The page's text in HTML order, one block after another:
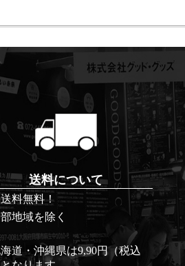
送料について
料無料！
地域を除く
道・沖縄県は9,90円（税込